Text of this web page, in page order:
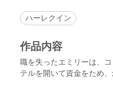
ハーレクイン
作品内容
職を失ったエミリーは、
テルを開いて資金をため
タイヤという男性だった